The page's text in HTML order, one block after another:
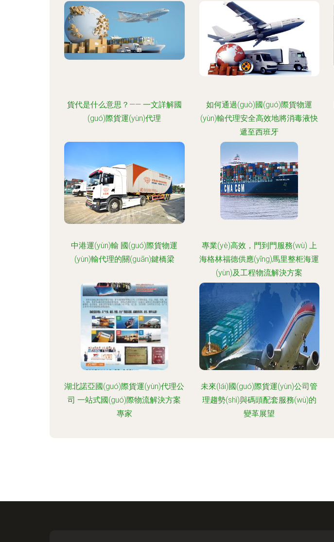
貨代是什么意思？—— 一文詳解國
(guó)際貨運(yùn)代理
如何通過(guò)國(guó)際貨物運
(yùn)輸代理安全高效地將消毒液快
遞至西班牙
中港運(yùn)輸 國(guó)際貨物運
(yùn)輸代理的關(guān)鍵橋梁
專業(yè)高效，門到門服務(wù) 上
海格林福德供應(yīng)馬里整柜海運
(yùn)及工程物流解決方案
湖北諾亞國(guó)際貨運(yùn)代理公
司 一站式國(guó)際物流解決方案
專家
未來(lái)國(guó)際貨運(yùn)公司管
理趨勢(shì)與碼頭配套服務(wù)的
變革展望